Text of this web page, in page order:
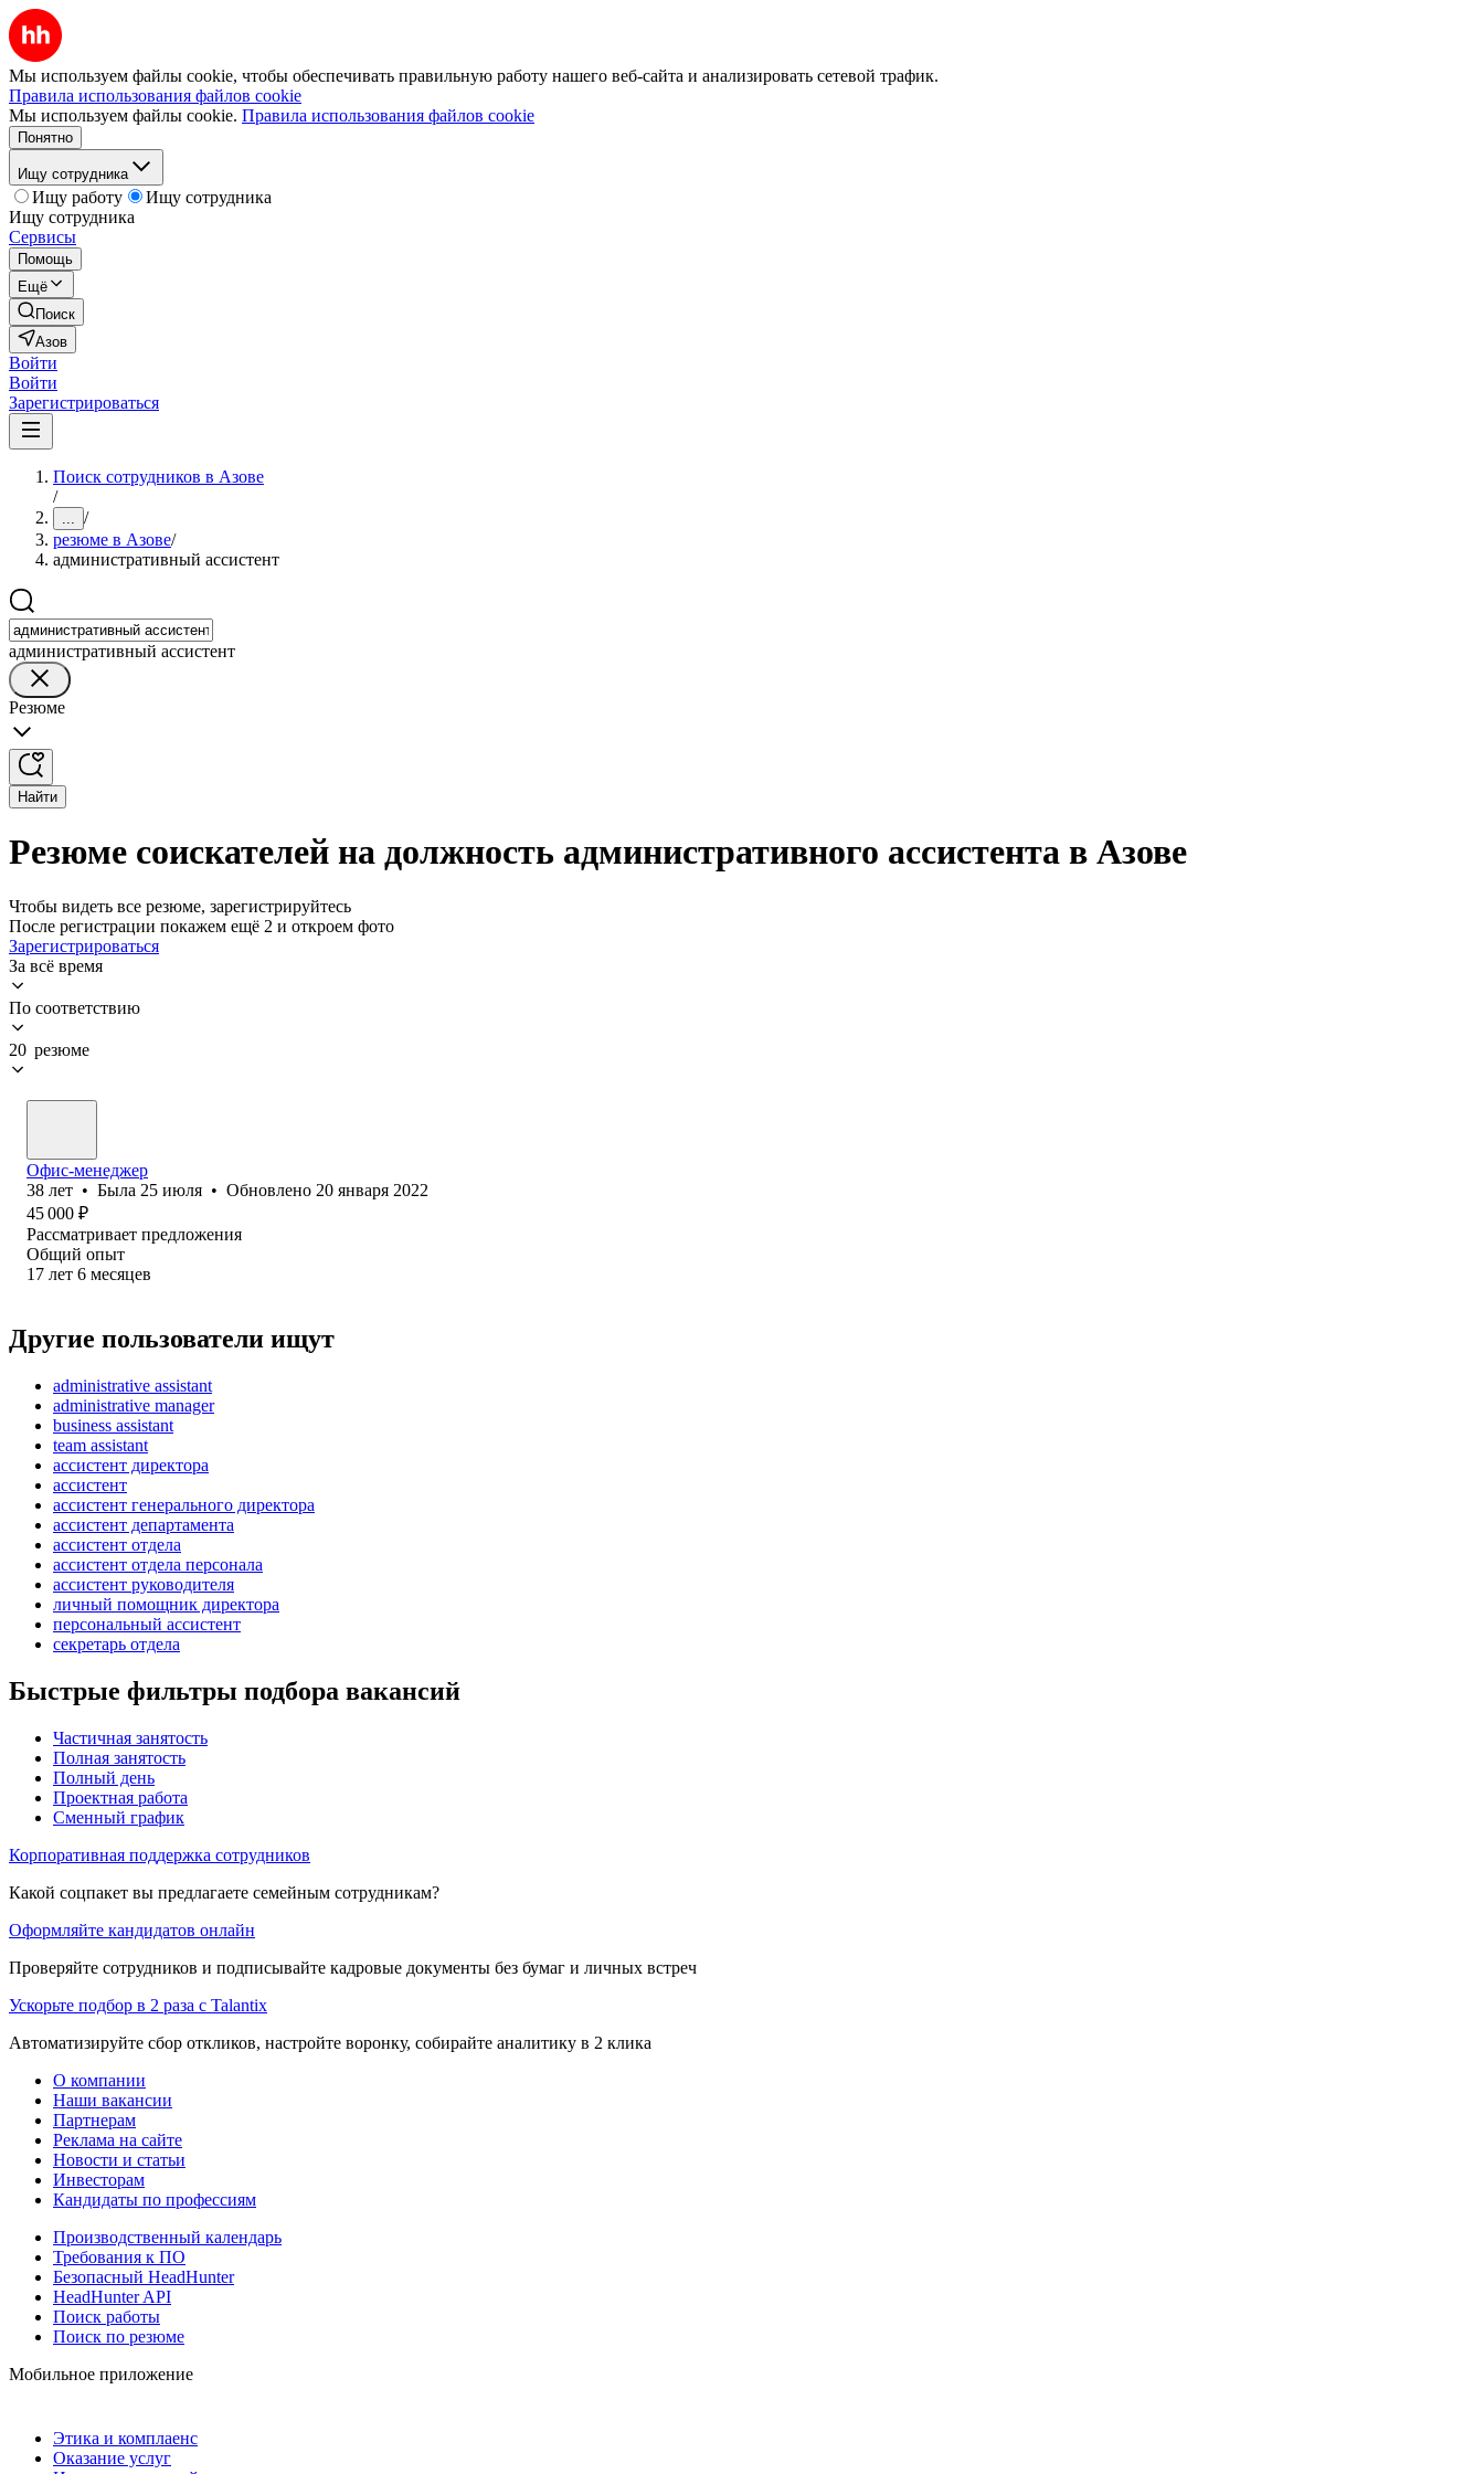
Мы используем файлы cookie, чтобы обеспечивать правильную работу нашего веб-сайта и анализировать сетевой трафик.
Правила использования файлов cookie
Мы используем файлы cookie. Правила использования файлов cookie
Понятно
Ищу сотрудника
Ищу работу
Ищу сотрудника
Ищу сотрудника
Сервисы
Помощь
Ещё
Поиск
Азов
Войти
Войти
Зарегистрироваться
Поиск сотрудников в Азове
/
... /
резюме в Азове/
административный ассистент
административный ассистент
Резюме
Найти
Резюме соискателей на должность административного ассистента в Азове
Чтобы видеть все резюме, зарегистрируйтесь
После регистрации покажем ещё 2 и откроем фото
Зарегистрироваться
За всё время
По соответствию
20 резюме
Офис-менеджер
38 лет • Была 25 июля • Обновлено 20 января 2022
45 000 ₽
Рассматривает предложения
Общий опыт
17 лет 6 месяцев
Другие пользователи ищут
administrative assistant
administrative manager
business assistant
team assistant
ассистент директора
ассистент
ассистент генерального директора
ассистент департамента
ассистент отдела
ассистент отдела персонала
ассистент руководителя
личный помощник директора
персональный ассистент
секретарь отдела
Быстрые фильтры подбора вакансий
Частичная занятость
Полная занятость
Полный день
Проектная работа
Сменный график
Корпоративная поддержка сотрудников
Какой соцпакет вы предлагаете семейным сотрудникам?
Оформляйте кандидатов онлайн
Проверяйте сотрудников и подписывайте кадровые документы без бумаг и личных встреч
Ускорьте подбор в 2 раза с Talantix
Автоматизируйте сбор откликов, настройте воронку, собирайте аналитику в 2 клика
О компании
Наши вакансии
Партнерам
Реклама на сайте
Новости и статьи
Инвесторам
Кандидаты по профессиям
Производственный календарь
Требования к ПО
Безопасный HeadHunter
HeadHunter API
Поиск работы
Поиск по резюме
Мобильное приложение
Этика и комплаенс
Оказание услуг